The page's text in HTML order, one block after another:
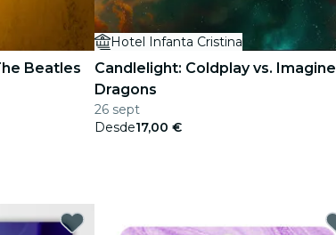
Beatles
Hotel Infanta Cristina
Candlelight: Coldplay vs. Imagine
Dragons
26 sept
Desde17,00 €